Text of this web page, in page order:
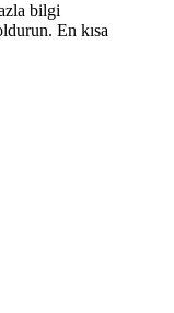
bilgi
En kısa